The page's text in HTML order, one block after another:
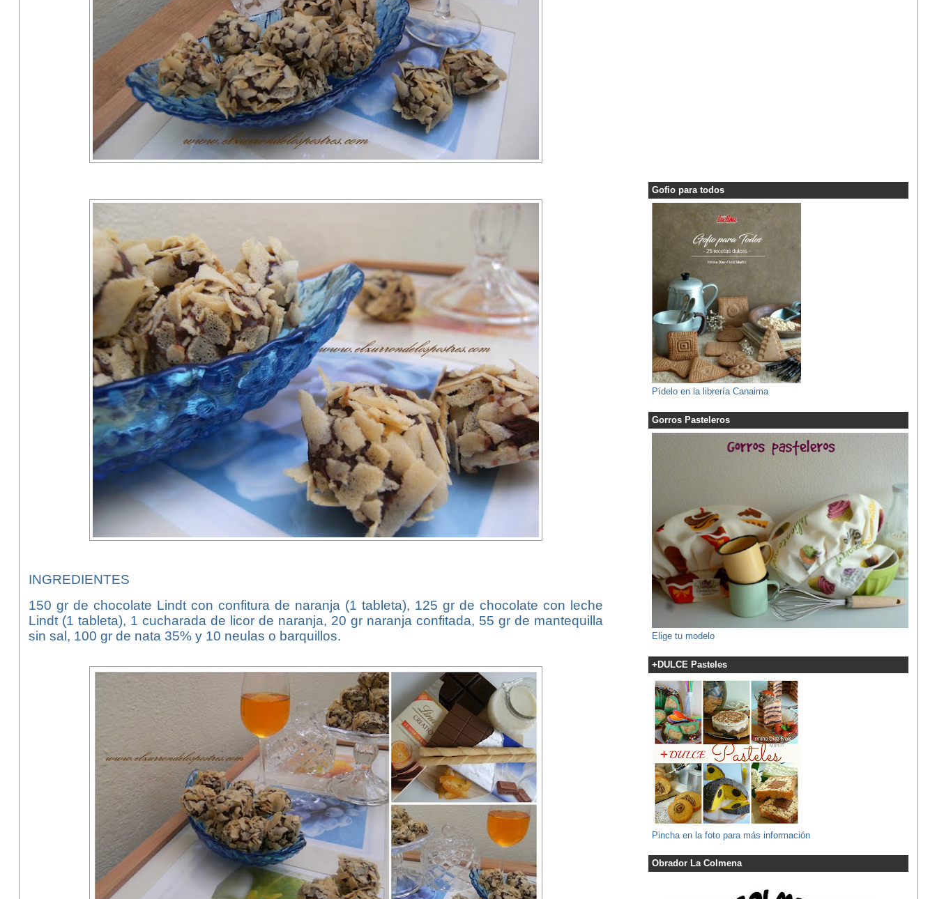
INGREDIENTES
150 gr de chocolate Lindt con confitura de naranja (1 tableta), 125 gr de chocolate con leche
Lindt (1 tableta), 1 cucharada de licor de naranja, 20 gr naranja confitada, 55 gr de mantequilla
sin sal, 100 gr de nata 35% y 10 neulas o barquillos.
Gofio para todos
Pídelo en la librería Canaima
Gorros Pasteleros
Elige tu modelo
+DULCE Pasteles
Pincha en la foto para más información
Obrador La Colmena